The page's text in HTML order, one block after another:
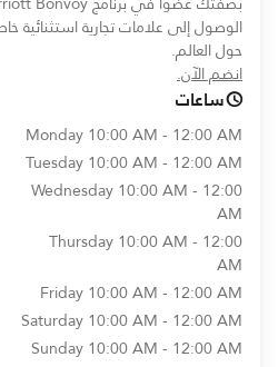
الوصول إلى علامات تجارية استثنائية
حول العالم.
انضم الآن.
ساعات
Monday10:00 AM - 12:00 AM
Tuesday10:00 AM - 12:00 AM
Wednesday10:00 AM - 12:00
AM
Thursday10:00 AM - 12:00
AM
Friday10:00 AM - 12:00 AM
Saturday10:00 AM - 12:00 AM
Sunday10:00 AM - 12:00 AM